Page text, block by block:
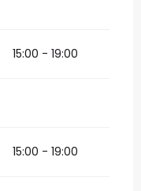
15:00 - 19:00
15:00 - 19:00